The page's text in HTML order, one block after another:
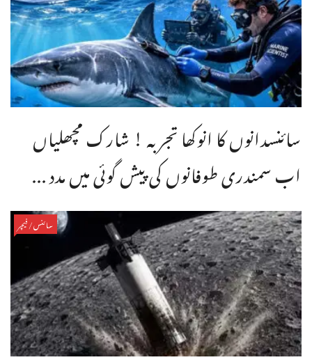
سائنسدانوں کا انوکھا تجربہ ! شارک مچھلیاں
اب سمندری طوفانوں کی پیش گوئی میں مدد ...
سائنس/فیچر